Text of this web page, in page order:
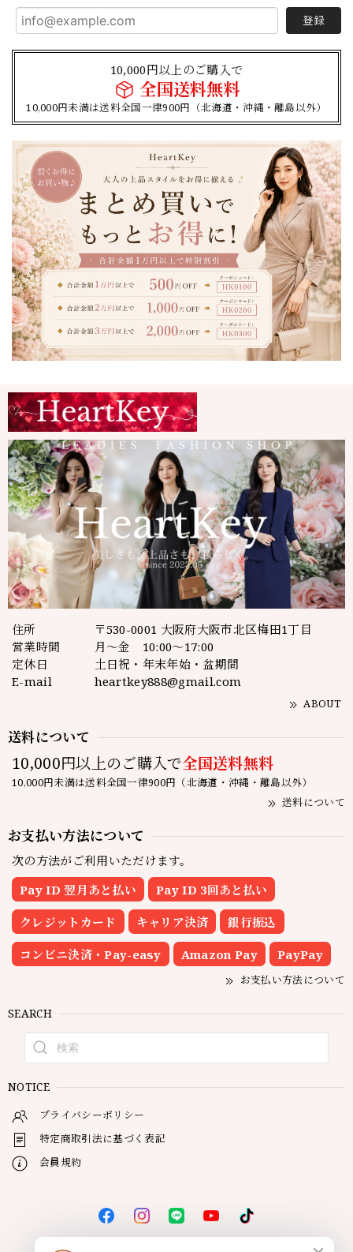
登録
10,000円以上のご購入で
全国送料無料
10,000円未満は送料全国一律900円（北海道・沖縄・離島以外）
住所
〒530-0001 大阪府大阪市北区梅田1丁目
営業時間
月～金 10:00～17:00
定休日
土日祝・年末年始・盆期間
E-mail
heartkey888@gmail.com
ABOUT
送料について
10,000円以上のご購入で全国送料無料
10,000円未満は送料全国一律900円（北海道・沖縄・離島以外）
送料について
お支払い方法について
次の方法がご利用いただけます。
Pay ID 翌月あと払い
Pay ID 3回あと払い
クレジットカード キャリア決済 銀行振込
コンビニ決済・Pay-easy Amazon Pay PayPay
お支払い方法について
SEARCH
NOTICE
プライバシーポリシー
特定商取引法に基づく表記
会員規約